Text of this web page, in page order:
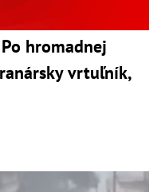
hromadnej
vrtuľník,